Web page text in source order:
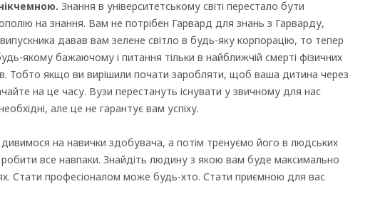
Знання в університетському світі перестало бути
на знання. Вам не потрібен Гарвард для знань з Гарварду,
давав вам зелене світло в будь-яку корпорацію, то тепер
якому бажаючому і питання тільки в найближчій смерті фізичних
Тобто якщо ви вирішили почати заробляти, щоб ваша дитина через
на це часу. Вузи перестануть існувати у звичному для нас
але це не гарантує вам успіху.
на навички здобувача, а потім тренуємо його в людських
все навпаки. Знайдіть людину з якою вам буде максимально
Стати професіоналом може будь-хто. Стати приємною для вас